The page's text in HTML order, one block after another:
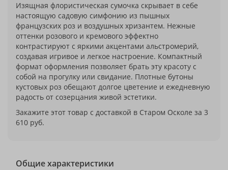
Изящная флористическая сумочка скрывает в себе
настоящую садовую симфонию из пышных
французских роз и воздушных хризантем. Нежные
оттенки розового и кремового эффектно
контрастируют с яркими акцентами альстромерий,
создавая игривое и легкое настроение. Компактный
формат оформления позволяет брать эту красоту с
собой на прогулку или свидание. Плотные бутоны
кустовых роз обещают долгое цветение и ежедневную
радость от созерцания живой эстетики.
Закажите этот товар с доставкой в Старом Осколе за 3
610 руб.
Общие характеристики